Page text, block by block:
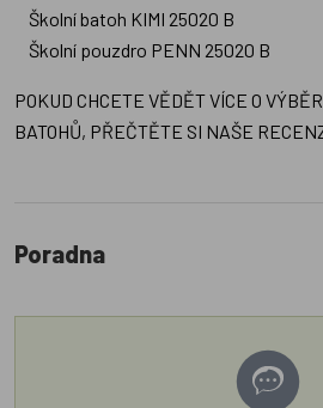
Školní batoh KIMI 25020 B
Školní pouzdro PENN 25020 B
POKUD CHCETE VĚDĚT VÍCE O
BATOHŮ, PŘEČTĚTE SI NAŠE
Poradna